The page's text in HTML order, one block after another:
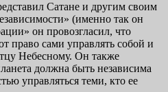
Сатане и другим своим
(именно так он
он провозгласил, что
право сами управлять собой и
Небесному. Он также
должна быть независима
управляться теми, кто ее